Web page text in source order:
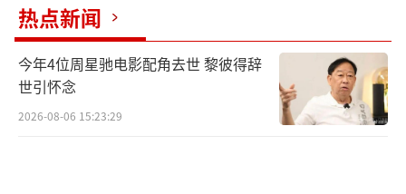
热点新闻
今年4位周星驰电影配角去世 黎彼得辞
世引怀念
2026-08-06 15:23:29